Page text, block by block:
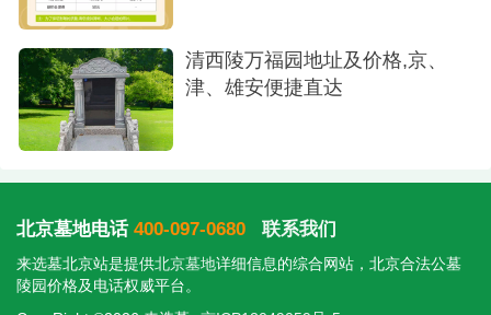
清西陵万福园地址及价格,京、
津、雄安便捷直达
北京墓地电话 400-097-0680 联系我们
来选墓北京站是提供北京墓地详细信息的综合网站，北京合法公墓
陵园价格及电话权威平台。